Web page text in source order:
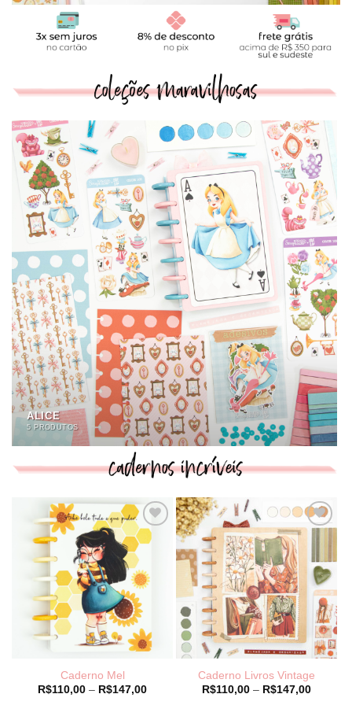
ALICE
5 PRODUTOS
Caderno Mel
R$110,00 – R$147,00Price
Caderno Livros Vintage
R$110,00 – R$147,00Price